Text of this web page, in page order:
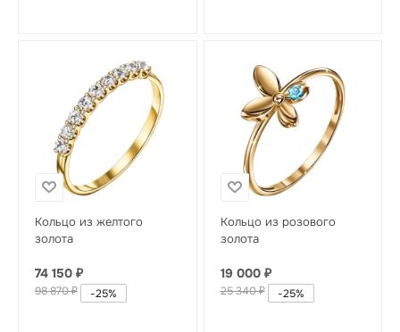
Кольцо из желтого
золота
74 150 ₽
98 870₽ -25%
Кольцо из розового
золота
19 000₽
25 340₽ -25%